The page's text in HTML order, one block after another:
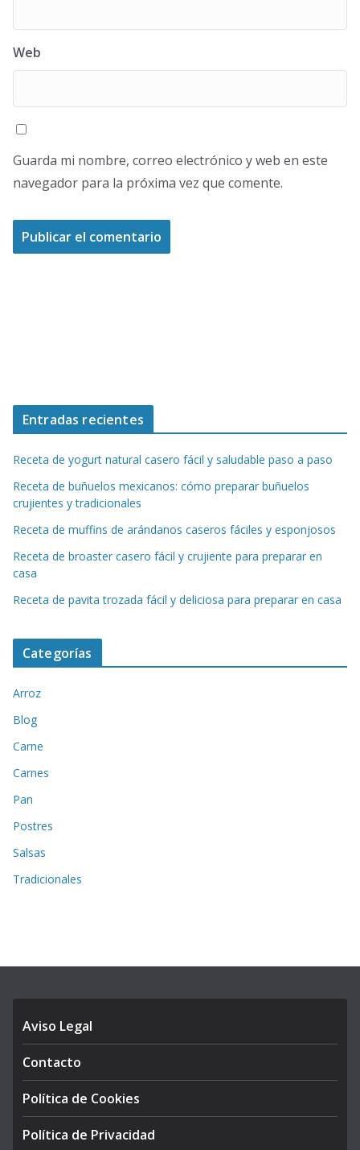
Web
Guarda mi nombre, correo electrónico y web en este
navegador para la próxima vez que comente.
Entradas recientes
Receta de yogurt natural casero fácil y saludable paso a paso
Receta de buñuelos mexicanos: cómo preparar buñuelos
crujientes y tradicionales
Receta de muffins de arándanos caseros fáciles y esponjosos
Receta de broaster casero fácil y crujiente para preparar en
casa
Receta de pavita trozada fácil y deliciosa para preparar en casa
Categorías
Arroz
Blog
Carne
Carnes
Pan
Postres
Salsas
Tradicionales
Aviso Legal
Contacto
Política de Cookies
Política de Privacidad